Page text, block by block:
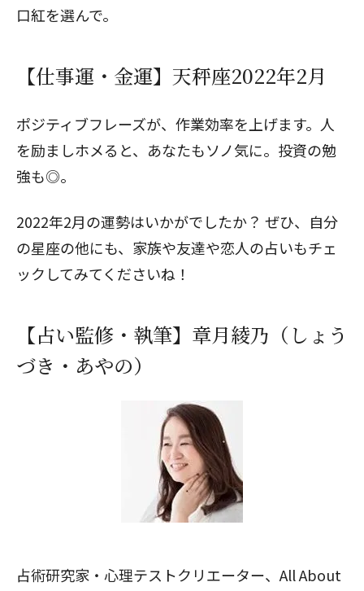
口紅を選んで。
【仕事運・金運】天秤座2022年2月
ポジティブフレーズが、作業効率を上げます。人
を励ましホメると、あなたもソノ気に。投資の勉
強も◎。
2022年2月の運勢はいかがでしたか？ ぜひ、自分
の星座の他にも、家族や友達や恋人の占いもチェ
ックしてみてくださいね！
【占い監修・執筆】章月綾乃（しょう
づき・あやの）
占術研究家・心理テストクリエーター、All About